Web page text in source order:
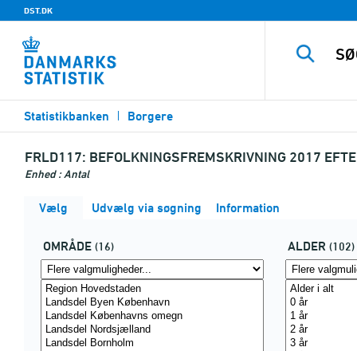
DST.DK
Statistikbanken Borgere
FRLD117: BEFOLKNINGSFREMSKRIVNING 2017
Enhed : Antal
Vælg Udvælg via søgning Information
OMRÅDE (16) ALDER (102)